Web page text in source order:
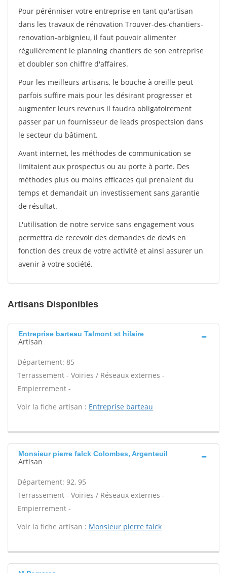
Pour pérénniser votre entreprise en tant qu'artisan
dans les travaux de rénovation Trouver-des-chantiers-
renovation-arbignieu, il faut pouvoir alimenter
régulièrement le planning chantiers de son entreprise
et doubler son chiffre d'affaires.
Pour les meilleurs artisans, le bouche à oreille peut
parfois suffire mais pour les désirant progresser et
augmenter leurs revenus il faudra obligatoirement
passer par un fournisseur de leads prospectsion dans
le secteur du bâtiment.
Avant internet, les méthodes de communication se
limitaient aux prospectus ou au porte à porte. Des
méthodes plus ou moins efficaces qui prenaient du
temps et demandait un investissement sans garantie
de résultat.
L'utilisation de notre service sans engagement vous
permettra de recevoir des demandes de devis en
fonction des creux de votre activité et ainsi assurer un
avenir à votre société.
Artisans Disponibles
Entreprise barteau Talmont st hilaire
Artisan
Département: 85
Terrassement - Voiries / Réseaux externes -
Empierrement -
Voir la fiche artisan : Entreprise barteau
Monsieur pierre falck Colombes, Argenteuil
Artisan
Département: 92, 95
Terrassement - Voiries / Réseaux externes -
Empierrement -
Voir la fiche artisan : Monsieur pierre falck